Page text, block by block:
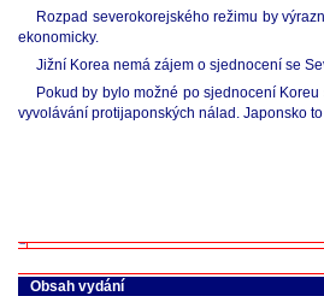
Rozpad severokorejského režimu by
ekonomicky.
Jižní Korea nemá zájem o sjednocení se
Pokud by bylo možné po sjednocení
vyvolávání protijaponských nálad. Japonsko
Obsah vydání